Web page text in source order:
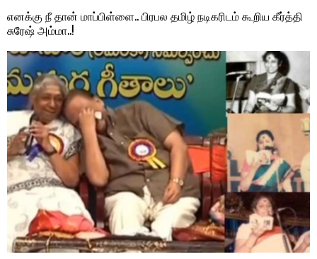
எனக்கு நீ தான் மாப்பிள்ளை.. பிரபல தமிழ் நடிகரிடம் கூறிய கீர்த்தி
சுரேஷ் அம்மா..!